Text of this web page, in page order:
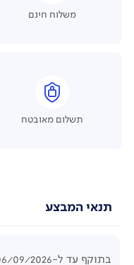
משלוח חינם
תשלום מאובטח
תנאי המבצע